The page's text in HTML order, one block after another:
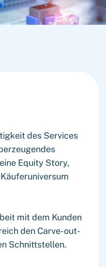
des Services
Equity Story,
mit dem Kunden
den Carve-out-
Schnittstellen.